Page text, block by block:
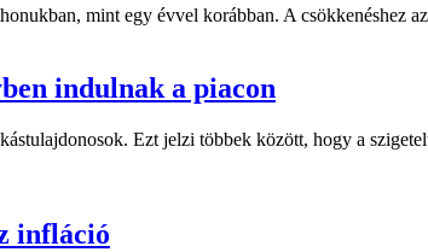
mint egy évvel korábban. A csökkenéshez
indulnak a piacon
Ezt jelzi többek között, hogy a
infláció